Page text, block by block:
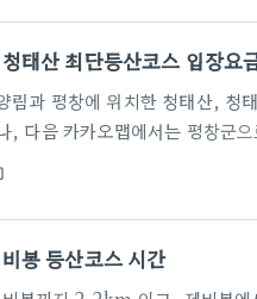
태산 최단등산코스 입장요
림과 평창에 위치한 청태산, 청
, 다음 카카오맵에서는 평창군
상은 무료입니다. 신분증을 확
우측에 있습니다. 청태산 등산
만들어져 있습니다. 최단코스
봉 등산코스 시간